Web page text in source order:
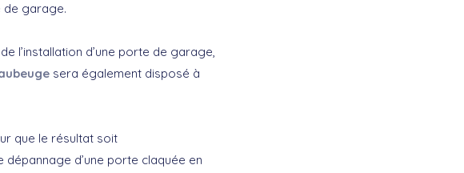
de garage.
l’installation d’une porte de garage,
sera également disposé à
que le résultat soit
d’une porte claquée en